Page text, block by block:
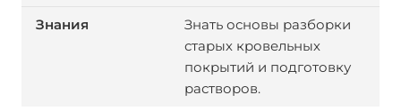
Знать основы разборки
старых кровельных
покрытий и подготовку
растворов.